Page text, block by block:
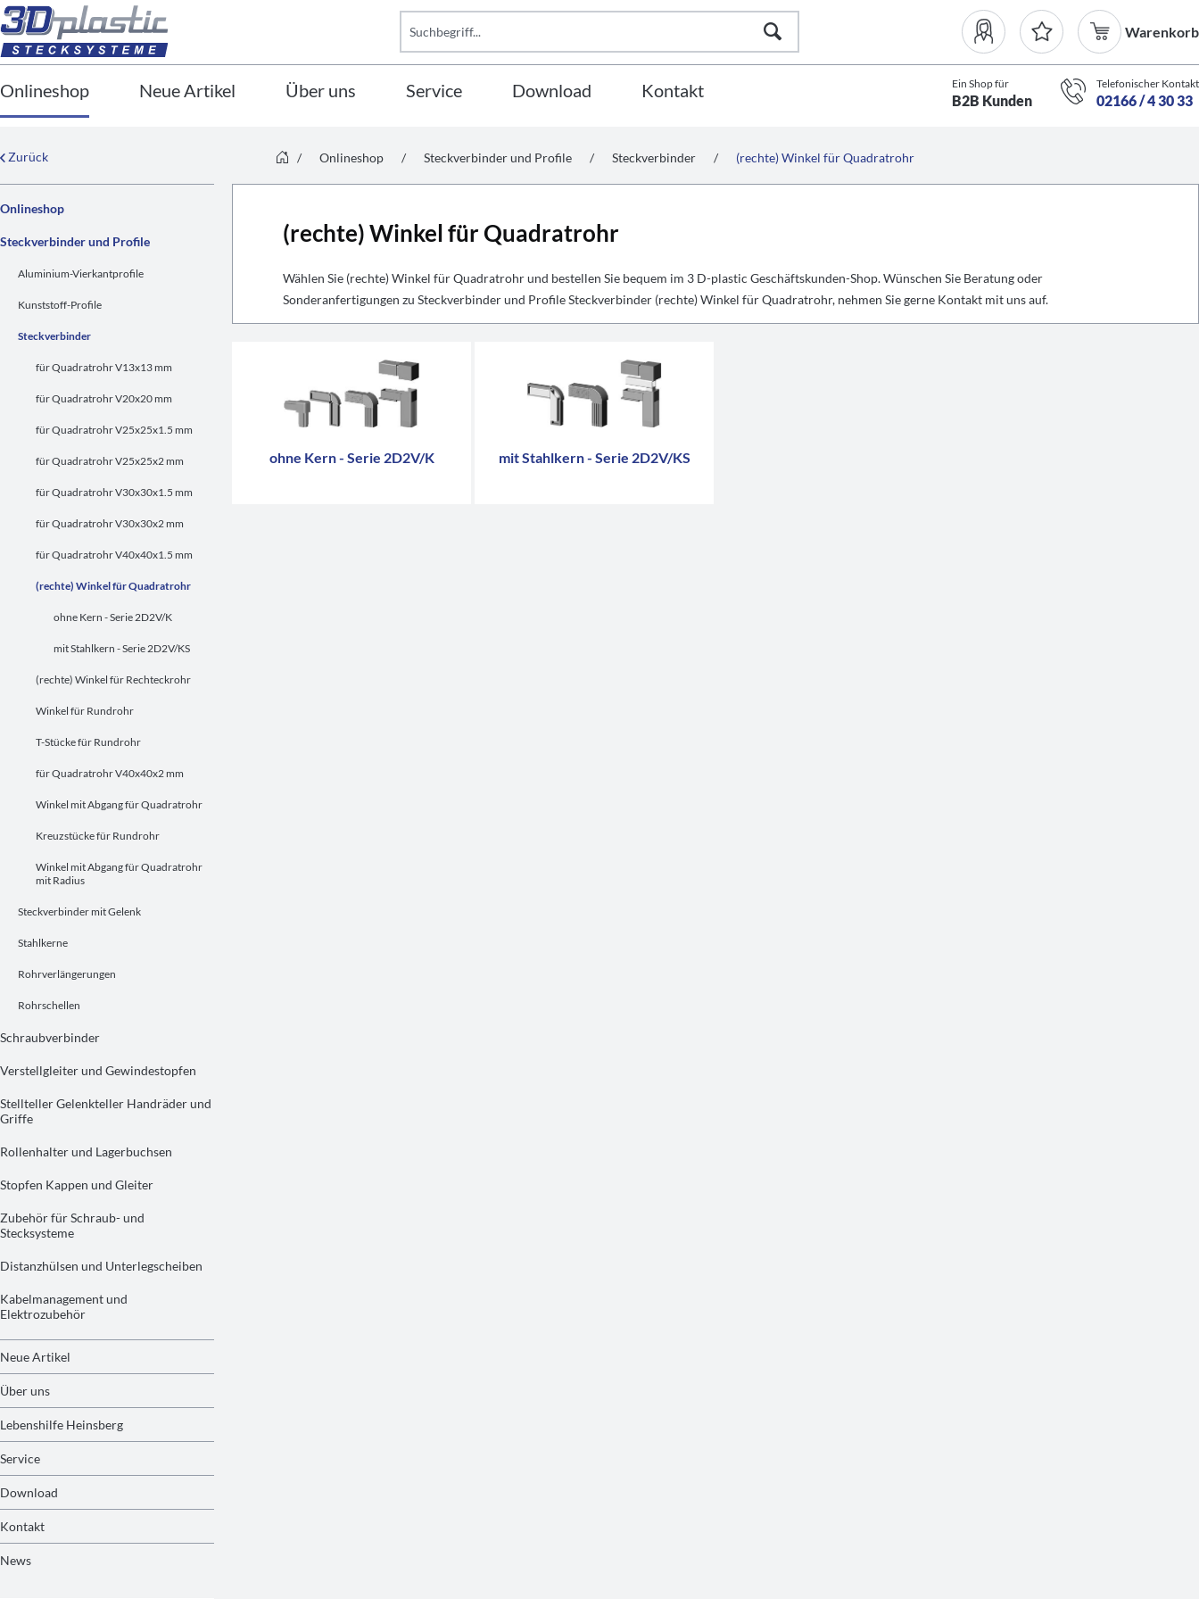
Warenkorb
Onlineshop Neue Artikel Über uns Service Download Kontakt Ein Shop für
B2B Kunden
Telefonischer Kontakt
02166 / 4 30 33
Zurück / Onlineshop / Steckverbinder und Profile / Steckverbinder / (rechte) Winkel für Quadratrohr
Onlineshop
Steckverbinder und Profile
Aluminium-Vierkantprofile
Kunststoff-Profile
Steckverbinder
für Quadratrohr V13x13 mm
für Quadratrohr V20x20 mm
für Quadratrohr V25x25x1.5 mm
für Quadratrohr V25x25x2 mm
für Quadratrohr V30x30x1.5 mm
für Quadratrohr V30x30x2 mm
für Quadratrohr V40x40x1.5 mm
(rechte) Winkel für Quadratrohr
ohne Kern - Serie 2D2V/K
mit Stahlkern - Serie 2D2V/KS
(rechte) Winkel für Rechteckrohr
Winkel für Rundrohr
T-Stücke für Rundrohr
für Quadratrohr V40x40x2 mm
Winkel mit Abgang für Quadratrohr
Kreuzstücke für Rundrohr
Winkel mit Abgang für Quadratrohr
mit Radius
Steckverbinder mit Gelenk
Stahlkerne
Rohrverlängerungen
Rohrschellen
Schraubverbinder
Verstellgleiter und Gewindestopfen
Stellteller Gelenkteller Handräder und
Griffe
Rollenhalter und Lagerbuchsen
Stopfen Kappen und Gleiter
Zubehör für Schraub- und
Stecksysteme
Distanzhülsen und Unterlegscheiben
Kabelmanagement und
Elektrozubehör
Neue Artikel
Über uns
Lebenshilfe Heinsberg
Service
Download
Kontakt
News
(rechte) Winkel für Quadratrohr
Wählen Sie (rechte) Winkel für Quadratrohr und bestellen Sie bequem im 3 D-plastic Geschäftskunden-Shop. Wünschen Sie Beratung oder
Sonderanfertigungen zu Steckverbinder und Profile Steckverbinder (rechte) Winkel für Quadratrohr, nehmen Sie gerne Kontakt mit uns auf.
ohne Kern - Serie 2D2V/K mit Stahlkern - Serie 2D2V/KS